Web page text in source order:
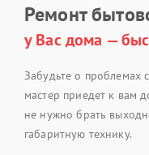
Ремонт
у Вас дома —
Забудьте о проблемах
мастер приедет к вам
не нужно брать
габаритную технику.